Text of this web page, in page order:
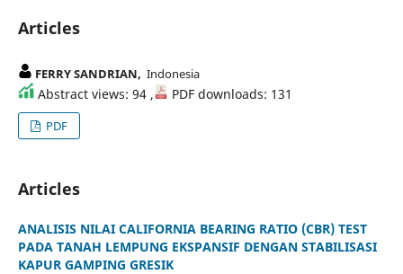
Articles
FERRY SANDRIAN, Indonesia
Abstract views: 94 , PDF downloads: 131
PDF
Articles
ANALISIS NILAI CALIFORNIA BEARING RATIO (CBR) TEST
PADA TANAH LEMPUNG EKSPANSIF DENGAN STABILISASI
KAPUR GAMPING GRESIK